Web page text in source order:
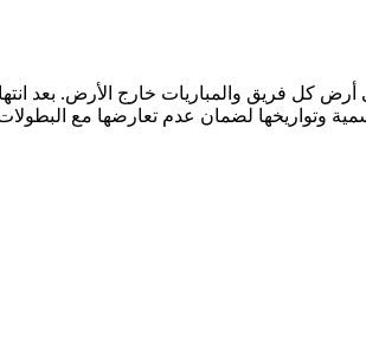
كل فريق والمباريات خارج الأرض. بعد
وتواريخها لضمان عدم تعارضها مع